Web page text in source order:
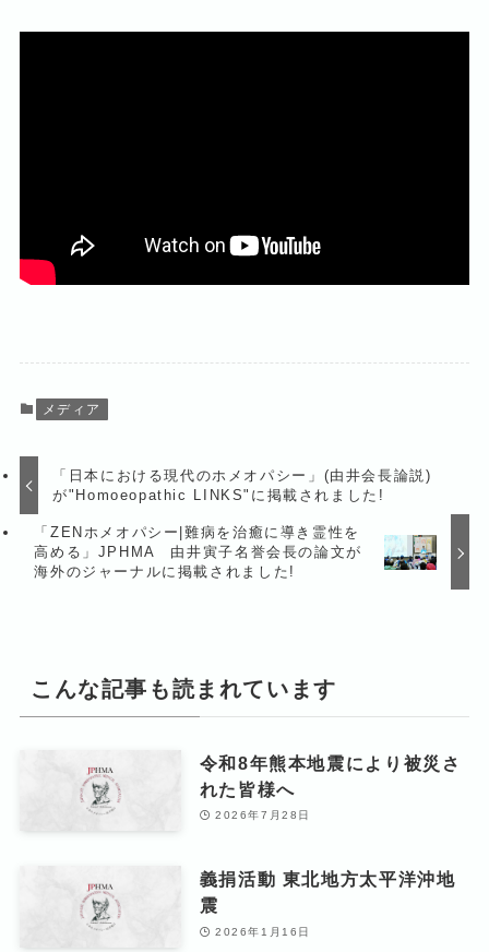
メディア
「日本における現代のホメオパシー」(由井会長論説)
が"Homoeopathic LINKS"に掲載されました!
「ZENホメオパシー|難病を治癒に導き霊性を
高める」JPHMA 由井寅子名誉会長の論文が
海外のジャーナルに掲載されました!
こんな記事も読まれています
令和8年熊本地震により被災さ
れた皆様へ
2026年7月28日
義捐活動 東北地方太平洋沖地
震
2026年1月16日